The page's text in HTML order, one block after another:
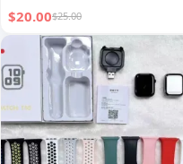
с защитой от синего света,
оправа для близоруких,
солнцезащитные очки
$20.00$25.00